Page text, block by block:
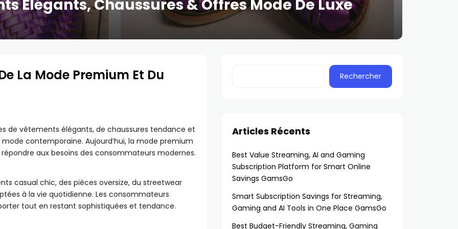
Élégants, Chaussures & Offres Mode De Luxe
La Mode Premium Et Du
de vêtements élégants, de chaussures tendance et
contemporaine. Aujourd’hui, la mode premium
aux besoins des consommateurs modernes.
casual chic, des pièces oversize, du streetwear
à la vie quotidienne. Les consommateurs
tout en restant sophistiquées et tendance.
Rechercher
Articles Récents
Best Value Streaming, AI and Gaming
Subscription Platform for Smart Online
Savings GamsGo
Smart Subscription Savings for Streaming,
Gaming and AI Tools in One Place GamsGo
Best Budget-Friendly Streaming, Gaming